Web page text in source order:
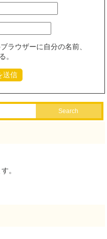
ラウザーに自分の名前、
。
。